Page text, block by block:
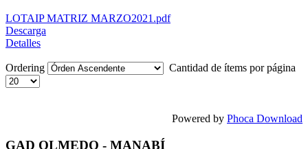
LOTAIP MATRIZ MARZO2021.pdf
Descarga
Detalles
Ordering Cantidad de ítems por página
Powered by Phoca Download
GAD OLMEDO - MANABÍ